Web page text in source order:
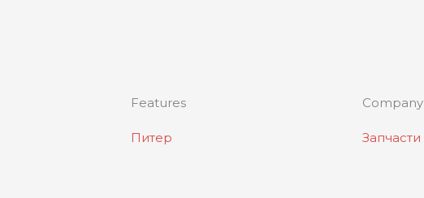
Features
Питер
Company
Запчасти